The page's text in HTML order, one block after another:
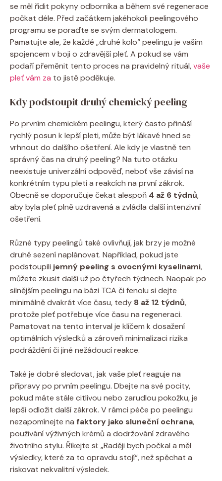
se měl ⁤řídit pokyny odborníka a ‍během své regenerace⁤
počkat déle. Před začátkem jakéhokoli peelingového
programu se⁤ poraďte se ⁣svým dermatologem.
Pamatujte ale, že každé „druhé kolo“ ⁣peelingu je vaším
spojencem v boji​ o zdravější pleť. A ⁢pokud se vám
podaří ‌přeměnit tento proces na pravidelný rituál,⁣vaše
pleť vám za to jistě⁤ poděkuje.
Kdy podstoupit druhý chemický peeling
Po prvním chemickém peelingu, který často přináší
rychlý posun k lepší pleti, může být lákavé hned se
vrhnout do‍ dalšího ošetření. Ale kdy je vlastně ten
správný čas na druhý peeling? Na tuto⁣ otázku
‍neexistuje ‍univerzální odpověď,‍ neboť vše závisí na
konkrétním typu pleti a reakcích na první zákrok.
Obecně se doporučuje čekat alespoň 4 až 6 ‍týdnů,
aby​ byla pleť plně uzdravená a zvládla⁣ další intenzivní
ošetření.
Různé‍ typy peelingů také ovlivňují, jak brzy je možné
druhé⁤ sezení naplánovat. Například, pokud ⁢jste
podstoupili jemný peeling s ovocnými‌ kyselinami,
můžete zkusit ⁢další už po čtyřech týdnech. Naopak po
silnějším ‍peelingu na bázi TCA či fenolu si dejte
minimálně dvakrát více času, tedy 8 až 12 ‌týdnů,
protože ‌pleť potřebuje více času na regeneraci.
Pamatovat na tento interval je klíčem⁤ k dosažení
optimálních výsledků ⁢a ‌zároveň minimalizaci rizika
podráždění⁢ či jiné nežádoucí reakce.
Také je dobré sledovat, jak vaše pleť reaguje ​na
přípravy po ⁤prvním peelingu. Dbejte ​na své pocity,⁤
pokud máte stále citlivou nebo zarudlou pokožku, ​je
lepší odložit další zákrok. V rámci péče po peelingu
nezapomínejte na faktory jako ​sluneční ochrana,
‌používání výživných ⁣krémů a dodržování zdravého
životního stylu. ​Říkejte si:⁤ „Raději bych počkal a měl
výsledky, které za to opravdu stojí“, ⁣než ⁣spěchat a
riskovat ​nekvalitní výsledek.